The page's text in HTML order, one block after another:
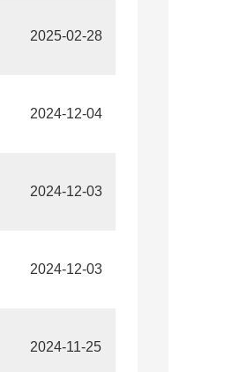
2025-02-28
2024-12-04
2024-12-03
2024-12-03
2024-11-25